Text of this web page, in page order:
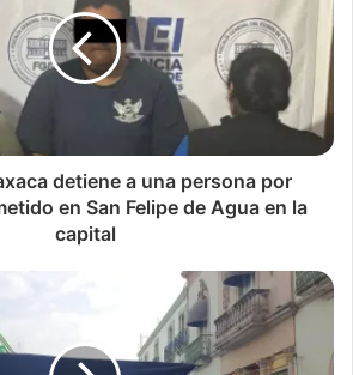
detiene a una persona por
en San Felipe de Agua en la
capital